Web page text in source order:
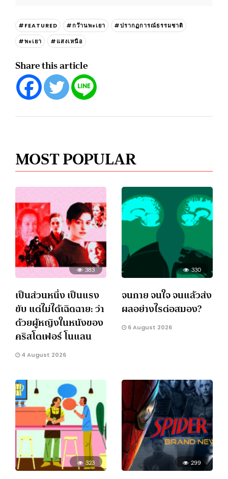
#FEATURED #กว๊านพะเยา
#ปรากฏการณ์ธรรมชาติ
#พะเยา
#แสงเหนือ
Share this article
MOST POPULAR
383
เป็นส่วนหนึ่ง เป็นแรง
ขับ แต่ไม่ได้เฉิดฉาย: ว่า
ด้วยผู้หญิงในหนังของ
คริสโตเฟอร์ โนแลน
4 August 2026
330
จนกาย จนใจ จนแล้วส่ง
ผลอย่างไรต่อสมอง?
6 August 2026
323 299